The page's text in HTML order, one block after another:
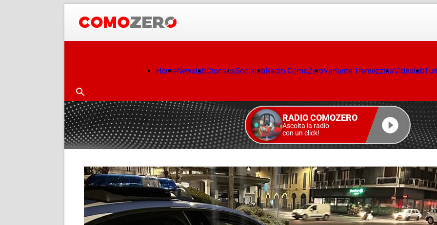
HomeNewslabCronacaSocialabRadio ComoZeroVariante TremezzinaVideolab
RADIO COMOZERO
Ascolta la radio
con un click!